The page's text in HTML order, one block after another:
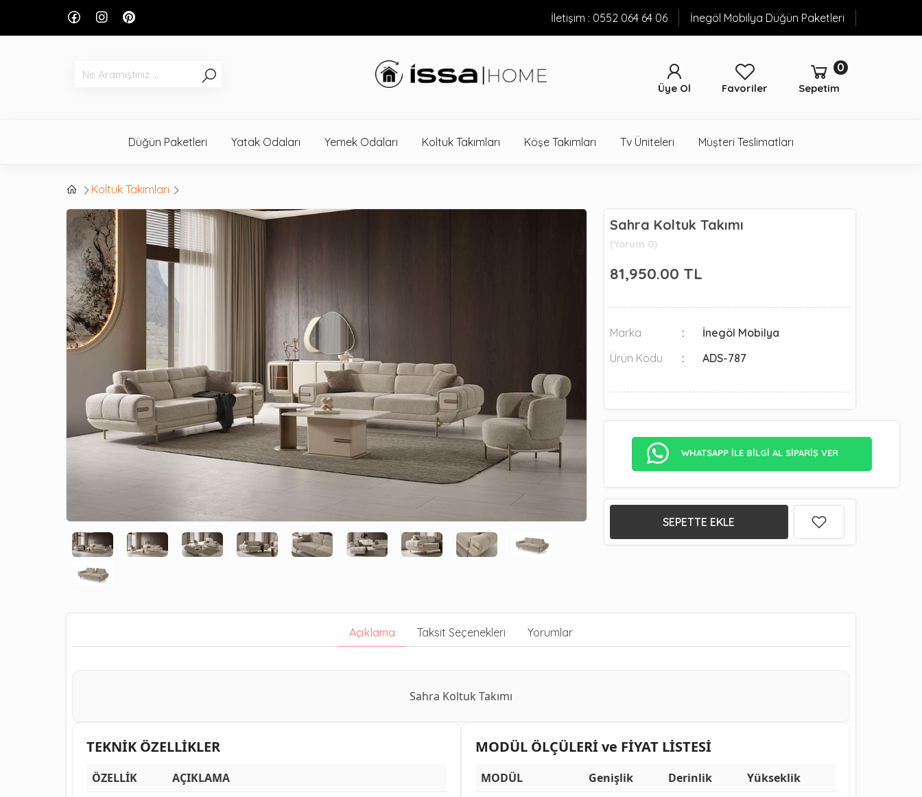
İletişim : 0552 064 64 06 İnegöl Mobilya Düğün Paketleri
Sepetim
0
Favoriler
Üye Ol
Düğün Paketleri Yatak Odaları Yemek Odaları Koltuk Takımları Köşe Takımları Tv Üniteleri Müşteri Teslimatları
Koltuk Takımları
Sahra Koltuk Takımı
(Yorum 0)
81,950.00 TL
Marka
İnegöl Mobilya
Ürün Kodu
ADS-787
WHATSAPP İLE BİLGİ AL SİPARİŞ VER
SEPETTE EKLE
Açıklama Taksit Seçenekleri Yorumlar
Sahra Koltuk Takımı
TEKNİK ÖZELLİKLER
ÖZELLİK
AÇIKLAMA
MODÜL ÖLÇÜLERİ ve FİYAT LİSTESİ
MODÜL Genişlik Derinlik
Yükseklik